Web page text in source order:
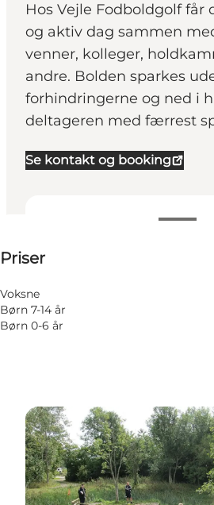
Hos Vejle Fodboldgolf får
og aktiv dag sammen
venner, kolleger,
andre. Bolden sparkes
forhindringerne og ned i
deltageren med færrest
Se kontakt og booking
Priser
Voksne
Børn 7-14 år
Børn 0-6 år